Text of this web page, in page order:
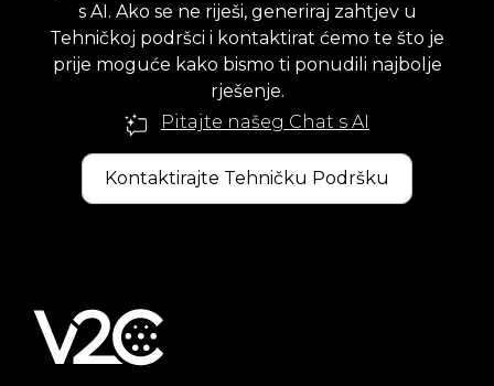
s AI. Ako se ne riješi, generiraj zahtjev u
Tehničkoj podršci i kontaktirat ćemo te što je
prije moguće kako bismo ti ponudili najbolje
rješenje.
Pitajte našeg Chat s AI
Kontaktirajte Tehničku Podršku